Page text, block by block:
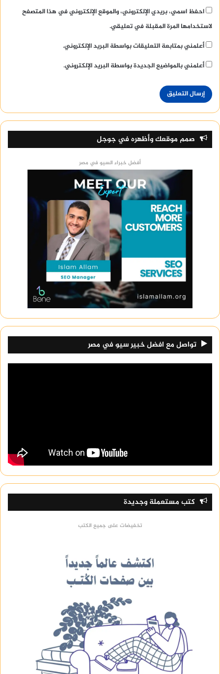
احفظ اسمي، بريدي الإلكتروني، والموقع الإلكتروني في هذا المتصفح
لاستخدامها المرة المقبلة في تعليقي.
أعلمني بمتابعة التعليقات بواسطة البريد الإلكتروني.
أعلمني بالمواضيع الجديدة بواسطة البريد الإلكتروني.
صمم موقعك وأظهره في جوجل
أفضل خبراء السيو في مصر
تواصل مع افضل خبير سيو في مصر
كتب مستعملة وجديدة
تخفيضات على جميع الكتب